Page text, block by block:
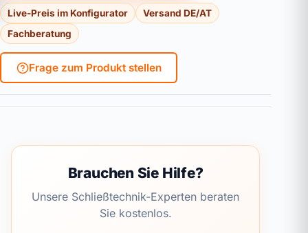
Live-Preis im Konfigurator
Versand DE/AT
Fachberatung
Frage zum Produkt stellen
Brauchen Sie Hilfe?
Unsere Schließtechnik-Experten beraten
Sie kostenlos.